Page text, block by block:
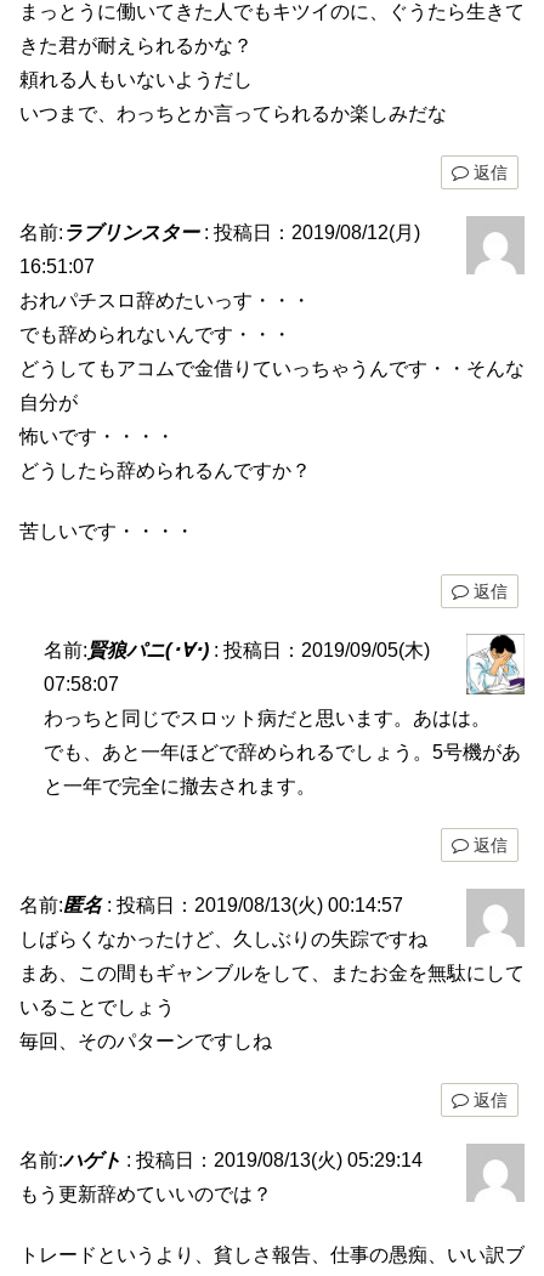
まっとうに働いてきた人でもキツイのに、ぐうたら生きて
きた君が耐えられるかな？
頼れる人もいないようだし
いつまで、わっちとか言ってられるか楽しみだな
返信
名前: ラブリンスター: 投稿日：2019/08/12(月)
16:51:07
おれパチスロ辞めたいっす・・・
でも辞められないんです・・・
どうしてもアコムで金借りていっちゃうんです・・そんな
自分が
怖いです・・・・
どうしたら辞められるんですか？
苦しいです・・・・
返信
名前:賢狼パニ(･∀･) : 投稿日：2019/09/05(木)
07:58:07
わっちと同じでスロット病だと思います。あはは。
でも、あと一年ほどで辞められるでしょう。5号機があ
と一年で完全に撤去されます。
返信
名前:匿名: 投稿日：2019/08/13(火) 00:14:57
しばらくなかったけど、久しぶりの失踪ですね
まあ、この間もギャンブルをして、またお金を無駄にして
いることでしょう
毎回、そのパターンですしね
返信
名前:ハゲト : 投稿日：2019/08/13(火) 05:29:14
もう更新辞めていいのでは？
トレードというより、貧しさ報告、仕事の愚痴、いい訳ブ